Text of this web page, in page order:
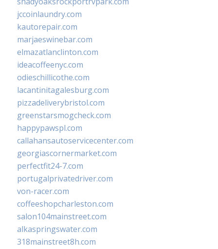
jccoinlaundry.com
kautorepair.com
marjaeswinebar.com
elmazatlanclinton.com
ideacoffeenyc.com
odieschillicothe.com
lacantinitagalesburg.com
pizzadeliverybristol.com
greenstarsmogcheck.com
happypawspl.com
callahansautoservicecenter.com
georgiascornermarket.com
perfectfit24-7.com
portugalprivatedriver.com
von-racer.com
coffeeshopcharleston.com
salon104mainstreet.com
alkaspringswater.com
318mainstreet8h.com